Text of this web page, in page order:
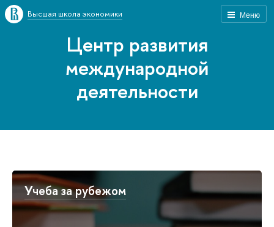
Меню
Высшая школа экономики
Центр развития
международной
деятельности
Учеба за рубежом